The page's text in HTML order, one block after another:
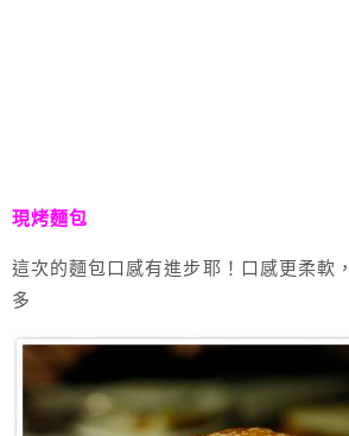
現烤麵包
這次的麵包口感有進步耶！口感更柔軟
多